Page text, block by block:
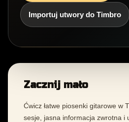
Importuj utwory do Timbro
Zacznij mało
Ćwicz łatwe piosenki gitarowe w
sesje, jasna informacja zwrotna i